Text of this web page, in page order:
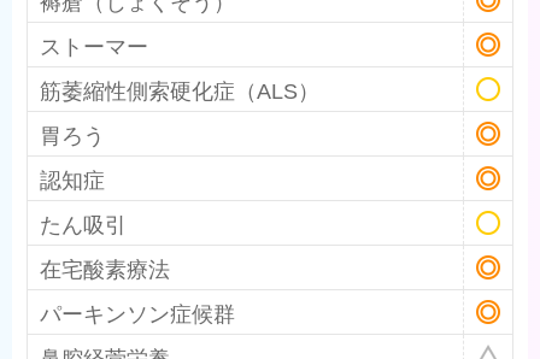
ストーマー
筋萎縮性側索硬化症（ALS）
胃ろう
認知症
たん吸引
在宅酸素療法
パーキンソン症候群